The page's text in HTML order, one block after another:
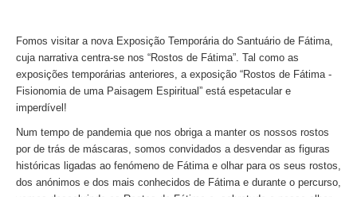
Serra de Montejunto e Óbidos
Fátima, Batalha, Nazaré e Óbidos
Fátima
Um dia em Fátima
Fátima, Batalha, Nazaré e Óbidos
Fátima e Ourém
Évora
Fomos visitar a nova Exposição Temporária do Santuário de Fátima,
cuja narrativa centra-se nos “Rostos de Fátima”. Tal como as
exposições temporárias anteriores, a exposição “Rostos de Fátima -
Fisionomia de uma Paisagem Espiritual” está espetacular e
imperdível!
Num tempo de pandemia que nos obriga a manter os nossos rostos
por de trás de máscaras, somos convidados a desvendar as figuras
históricas ligadas ao fenómeno de Fátima e olhar para os seus rostos,
dos anónimos e dos mais conhecidos de Fátima e durante o percurso,